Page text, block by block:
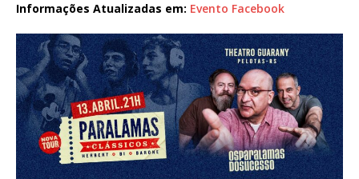
Informações Atualizadas em: Evento Facebook